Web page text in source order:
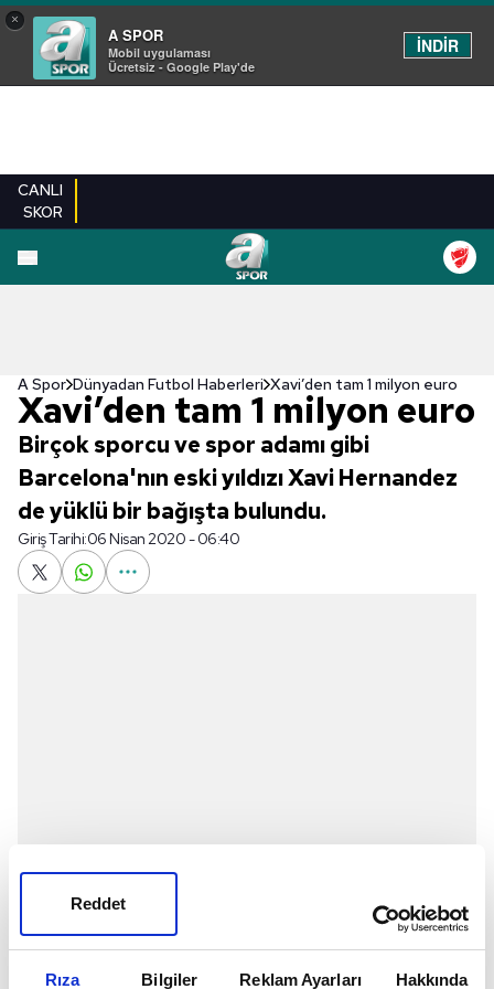
Rıza Bilgiler Reklam Ayarları Hakkında
Reddet
×
A SPOR
Mobil uygulaması
Ücretsiz - Google Play'de
İNDİR
CANLI
SKOR
A Spor Dünyadan Futbol Haberleri Xavi’den tam 1 milyon euro
Xavi’den tam 1 milyon euro
Birçok sporcu ve spor adamı gibi
Barcelona'nın eski yıldızı Xavi Hernandez
de yüklü bir bağışta bulundu.
Giriş Tarihi:06 Nisan 2020 - 06:40
Koronavirüse karşı mücadelede Barcelona